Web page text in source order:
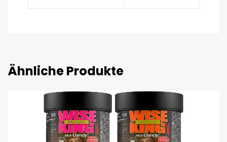
Ähnliche Produkte